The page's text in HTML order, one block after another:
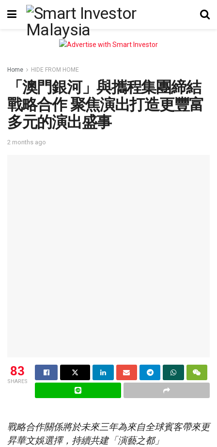
Home HIDE FROM HOME
「澳門銀河」與攜程集團締結
戰略合作 聚焦演出打造更豐富
多元的演出盛事
2 months ago
83
SHARES
戰略合作關係將於未來三年為來自全球賓客帶來更
昇華文娛選擇，持續共建「演藝之都」